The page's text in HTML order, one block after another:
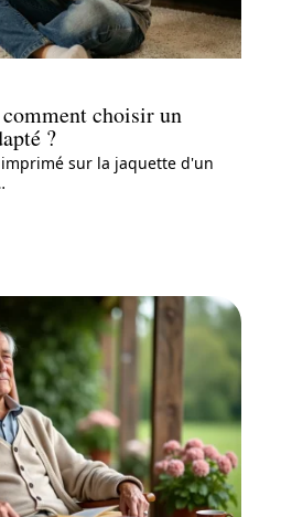
choisir un
?
imprimé sur la jaquette d'un